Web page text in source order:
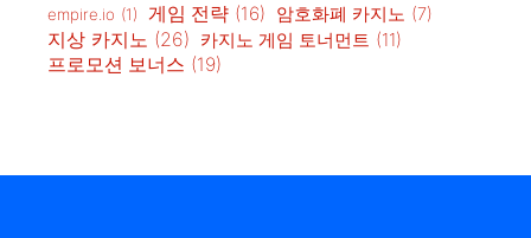
empire.io (1) 게임 전략 (16) 암호화폐 카지노 (7)
지상 카지노 (26) 카지노 게임 토너먼트 (11)
프로모션 보너스 (19)